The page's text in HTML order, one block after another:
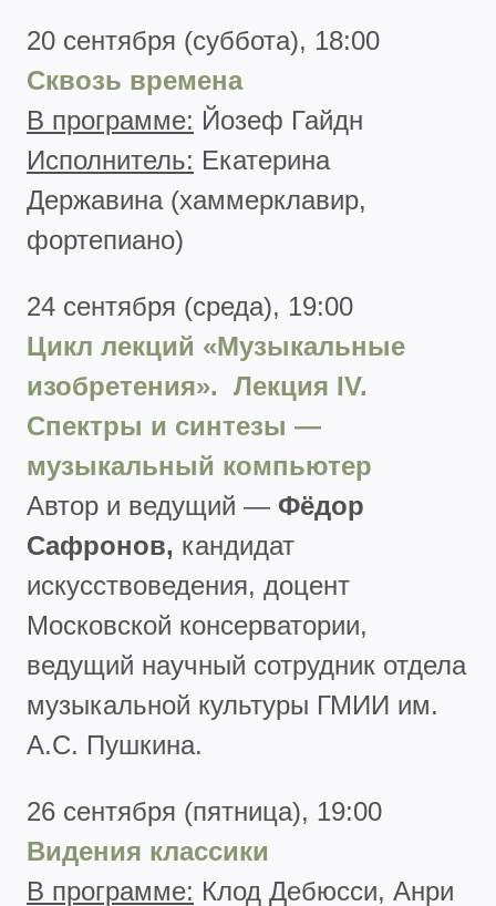
20 сентября (суббота), 18:00
Сквозь времена
В программе: Йозеф Гайдн
Исполнитель: Екатерина
Державина (хаммерклавир,
фортепиано)
24 сентября (среда), 19:00
Цикл лекций «Музыкальные
изобретения». Лекция IV.
Спектры и синтезы —
музыкальный компьютер
Автор и ведущий — Фёдор
Сафронов, кандидат
искусствоведения, доцент
Московской консерватории,
ведущий научный сотрудник отдела
музыкальной культуры ГМИИ им.
А.С. Пушкина.
26 сентября (пятница), 19:00
Видения классики
В программе: Клод Дебюсси, Анри